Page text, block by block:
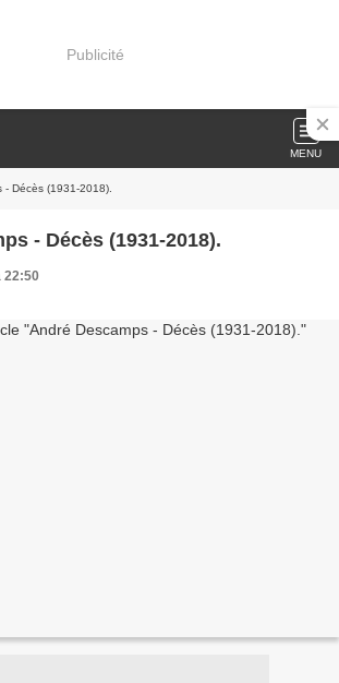
Publicité
MENU
- Décès (1931-2018).
- Décès (1931-2018).
22:50